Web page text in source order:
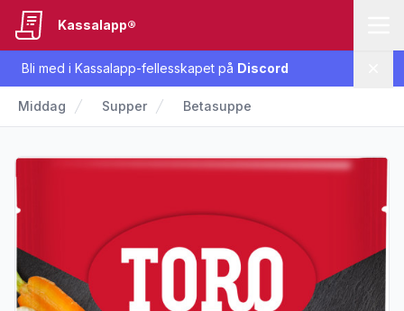
Bli med i Kassalapp-fellesskapet på Discord
Kassalapp®
Middag Supper Betasuppe